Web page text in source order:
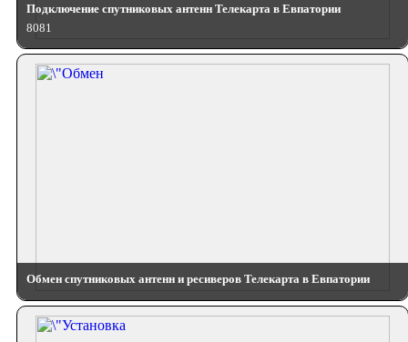
Подключение спутниковых антенн Телекарта в Евпатории
8081
Обмен спутниковых антенн и ресиверов Телекарта в Евпатории